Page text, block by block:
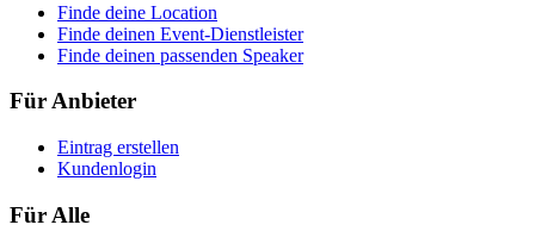
Finde deine Location
Finde deinen Event-Dienstleister
Finde deinen passenden Speaker
Für Anbieter
Eintrag erstellen
Kundenlogin
Für Alle